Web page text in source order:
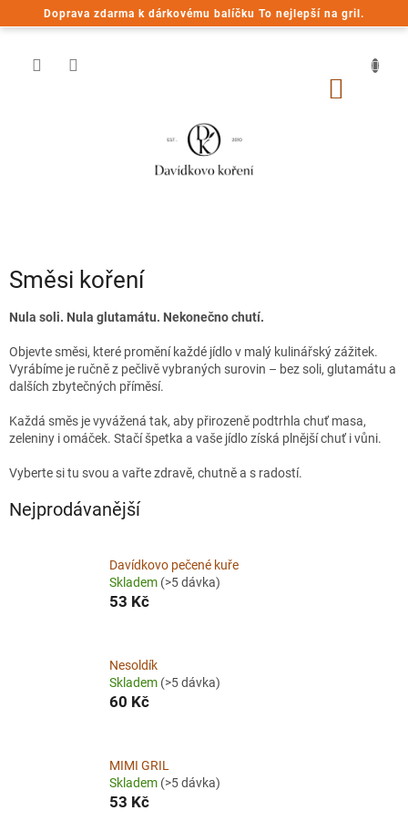
Doprava zdarma k dárkovému balíčku To nejlepší na gril.
na
Směsi koření
Nula soli. Nula glutamátu. Nekonečno chutí.
Objevte směsi, které promění každé jídlo v malý kulinářský zážitek.
Vyrábíme je ručně z pečlivě vybraných surovin – bez soli, glutamátu a
dalších zbytečných příměsí.
Každá směs je vyvážená tak, aby přirozeně podtrhla chuť masa,
zeleniny i omáček. Stačí špetka a vaše jídlo získá plnější chuť i vůni.
Vyberte si tu svou a vařte zdravě, chutně a s radostí.
Nejprodávanější
Davídkovo pečené kuře
Skladem (>5 dávka)
53 Kč
Nesoldík
Skladem (>5 dávka)
60 Kč
MIMI GRIL
Skladem (>5 dávka)
53 Kč